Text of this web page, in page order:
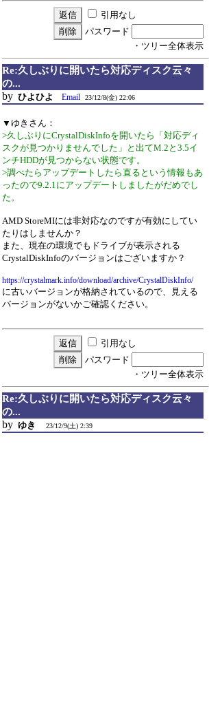
引用なし
パスワード
・ツリー全体表示
Re:久しぶりに開いたら対応ディスク云々
の...
by ひよひよ Email 23/12/8(金) 22:06
▼ゆきさん：
>久しぶりにCrystalDiskInfoを開いたら「対応ディ
スクが見つかりませんでした」と出てM.2と3.5イ
ンチHDDが見つからない状態です。
>調べたらアップデートしたら直るという情報もあ
ったので9.2.1にアップデートしましたがだめでし
た。
AMD StoreMIには非対応なのですが有効にしてい
たりはしませんか？
また、現在の環境でもドライブが表示される
CrystalDiskInfoのバージョンはございますか？
https://crystalmark.info/download/archive/CrystalDiskInfo/
に古いバージョンが格納されているので、見える
バージョンがないかご確認ください。
引用なし
パスワード
・ツリー全体表示
Re:久しぶりに開いたら対応ディスク云々
の...
by ゆき 23/12/9(土) 2:39